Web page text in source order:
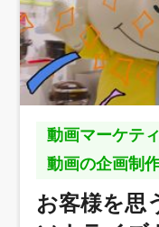
動画マーケテ
動画の企画制
お客様を思